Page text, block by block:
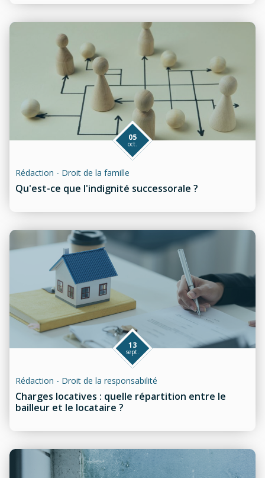
Qu'est-ce que l'indignité successorale ?
05
oct.
Rédaction - Droit de la famille
Charges locatives : quelle répartition entre le
bailleur et le locataire ?
13
sept.
Rédaction - Droit de la responsabilité